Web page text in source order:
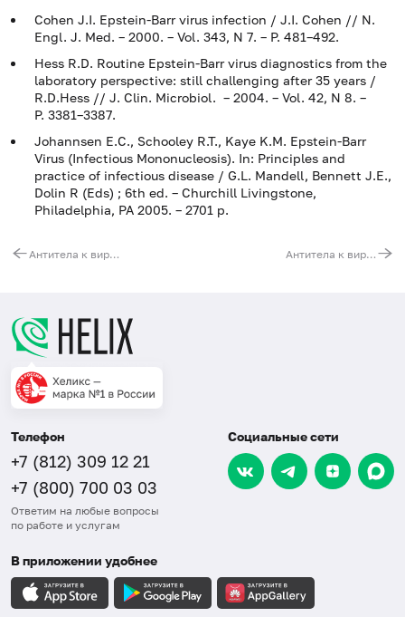
Cohen J.I. Epstein-Barr virus infection / J.I. Cohen // N.
Engl. J. Med. – 2000. – Vol. 343, N 7. – P. 481–492.
Hess R.D. Routine Epstein-Barr virus diagnostics from the
laboratory perspective: still challenging after 35 years /
R.D.Hess // J. Clin. Microbiol. – 2004. – Vol. 42, N 8. –
P. 3381–3387.
Johannsen E.C., Schooley R.T., Kaye K.M. Epstein-Barr
Virus (Infectious Mononucleosis). In: Principles and
practice of infectious disease / G.L. Mandell, Bennett J.E.,
Dolin R (Eds) ; 6th ed. – Churchill Livingstone,
Philadelphia, PA 2005. – 2701 p.
Антитела к вирусу Эпштейна – Барр (EBV, IgM) (иммуноблот) Антитела к вирусу краснухи (Rubella virus, IgG) (иммуноблот)
Телефон
+7 (812) 309 12 21
+7 (800) 700 03 03
Ответим на любые вопросы
по работе и услугам
Социальные сети
В приложении удобнее